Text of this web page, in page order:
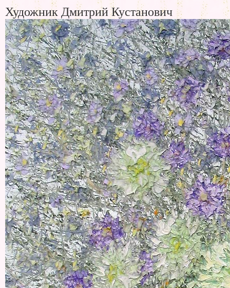
Художник Дмитрий Кустанович